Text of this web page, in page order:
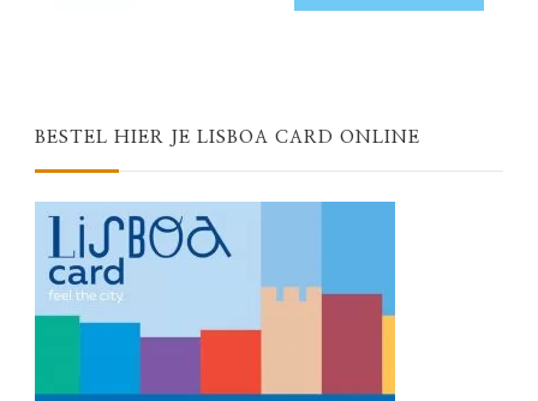
BESTEL HIER JE LISBOA CARD ONLINE